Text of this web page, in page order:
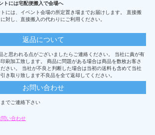
トには宅配便搬入で会場へ
には、イベント会場の所定置き場までお届けします。 直接搬
対し、直接搬入の代わりにご利用ください。
返品について
と思われる点がございましたらご連絡ください。 当社に責が有
刷加工致します。 商品に問題がある場合は商品を数枚お客さ
さい。 当社が不良と判断した場合は当初の送料も含めて当社
き取り致します不良品を全て返却してください。
お問い合わせ
でご連絡下さい
問い合わせ